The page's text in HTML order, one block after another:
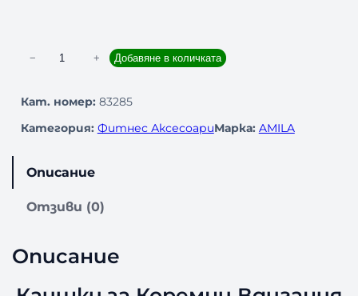
л
ч
т
а
а
− + Добавяне в количката
Кат. номер: 83285
Категория: Фитнес АксесоариМарка: AMILA
Описание
Отзиви (0)
Описание